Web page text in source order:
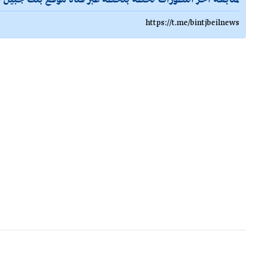
https://t.me/bintjbeilnews